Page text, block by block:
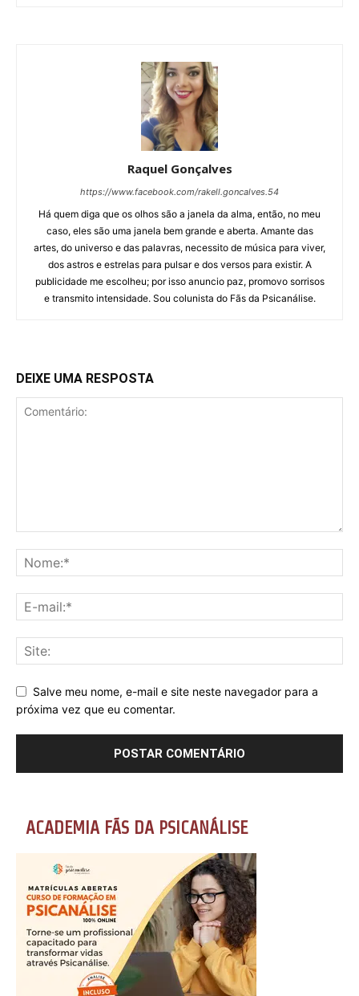
Raquel Gonçalves
https://www.facebook.com/rakell.goncalves.54
Há quem diga que os olhos são a janela da alma, então, no meu
caso, eles são uma janela bem grande e aberta. Amante das
artes, do universo e das palavras, necessito de música para viver,
dos astros e estrelas para pulsar e dos versos para existir. A
publicidade me escolheu; por isso anuncio paz, promovo sorrisos
e transmito intensidade. Sou colunista do Fãs da Psicanálise.
DEIXE UMA RESPOSTA
Salve meu nome, e-mail e site neste navegador para a
próxima vez que eu comentar.
ACADEMIA FÃS DA PSICANÁLISE